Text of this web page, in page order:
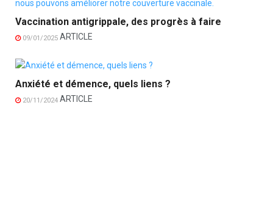
Vaccination antigrippale, des progrès à faire
09/01/2025 ARTICLE
Anxiété et démence, quels liens ?
20/11/2024 ARTICLE